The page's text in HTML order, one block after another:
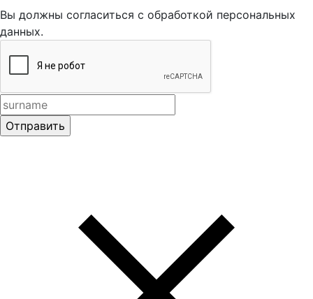
Вы должны согласиться с обработкой персональных
данных.